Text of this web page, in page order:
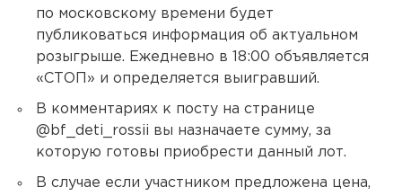
по московскому времени будет
публиковаться информация об актуальном
розыгрыше. Ежедневно в 18:00 объявляется
«СТОП» и определяется выигравший.
В комментариях к посту на странице
@bf_deti_rossii вы назначаете сумму, за
которую готовы приобрести данный лот.
В случае если участником предложена цена,